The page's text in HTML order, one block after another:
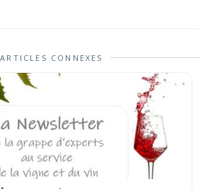
ARTICLES CONNEXES